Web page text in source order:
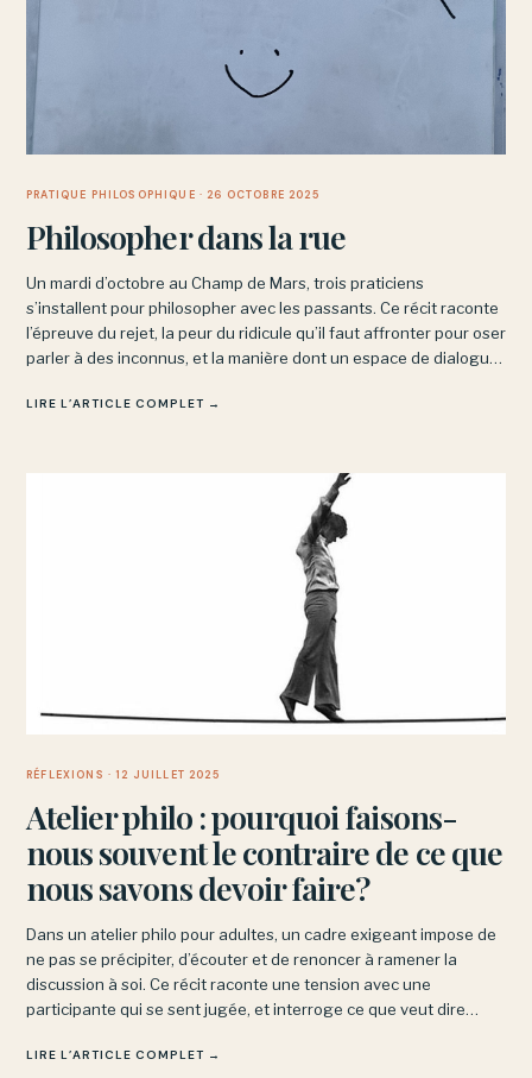
PRATIQUE PHILOSOPHIQUE · 26 OCTOBRE 2025
Philosopher dans la rue
Un mardi d’octobre au Champ de Mars, trois praticiens
s’installent pour philosopher avec les passants. Ce récit raconte
l’épreuve du rejet, la peur du ridicule qu’il faut affronter pour oser
parler à des inconnus, et la manière dont un espace de dialogue
LIRE L’ARTICLE COMPLET →
RÉFLEXIONS · 12 JUILLET 2025
Atelier philo : pourquoi faisons-
nous souvent le contraire de ce que
nous savons devoir faire?
Dans un atelier philo pour adultes, un cadre exigeant impose de
ne pas se précipiter, d’écouter et de renoncer à ramener la
discussion à soi. Ce récit raconte une tension avec une
participante qui se sent jugée, et interroge ce que veut dire
LIRE L’ARTICLE COMPLET →